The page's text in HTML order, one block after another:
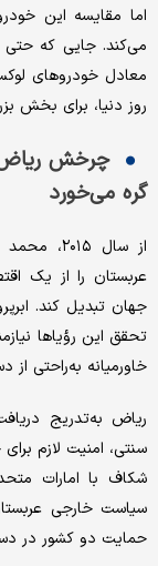
اما مقایسه این
می‌کند. جایی که حتی
معادل خودروهای
روز دنیا، برای بخش
چرخش
گره می‌خورد
عربستان را از یک
جهان تبدیل کند.
تحقق این رؤیاها
خاورمیانه به‌راحتی
ریاض به‌تدریج
سنتی، امنیت لازم
شکاف با امارات
سیاست خارجی
حمایت دو کشور در دسامبر ۲۰۲۵، عمق این اختلاف را